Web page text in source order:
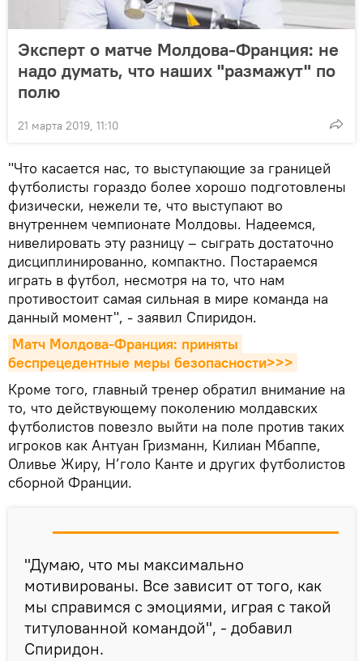
Эксперт о матче Молдова-Франция: не
надо думать, что наших "размажут" по
полю
21 марта 2019, 11:10
"Что касается нас, то выступающие за границей
футболисты гораздо более хорошо подготовлены
физически, нежели те, что выступают во
внутреннем чемпионате Молдовы. Надеемся,
нивелировать эту разницу – сыграть достаточно
дисциплинированно, компактно. Постараемся
играть в футбол, несмотря на то, что нам
противостоит самая сильная в мире команда на
данный момент", - заявил Спиридон.
Матч Молдова-Франция: приняты
беспрецедентные меры безопасности>>>
Кроме того, главный тренер обратил внимание на
то, что действующему поколению молдавских
футболистов повезло выйти на поле против таких
игроков как Антуан Гризманн, Килиан Мбаппе,
Оливье Жиру, Н’голо Канте и других футболистов
сборной Франции.
"Думаю, что мы максимально
мотивированы. Все зависит от того, как
мы справимся с эмоциями, играя с такой
титулованной командой", - добавил
Спиридон.